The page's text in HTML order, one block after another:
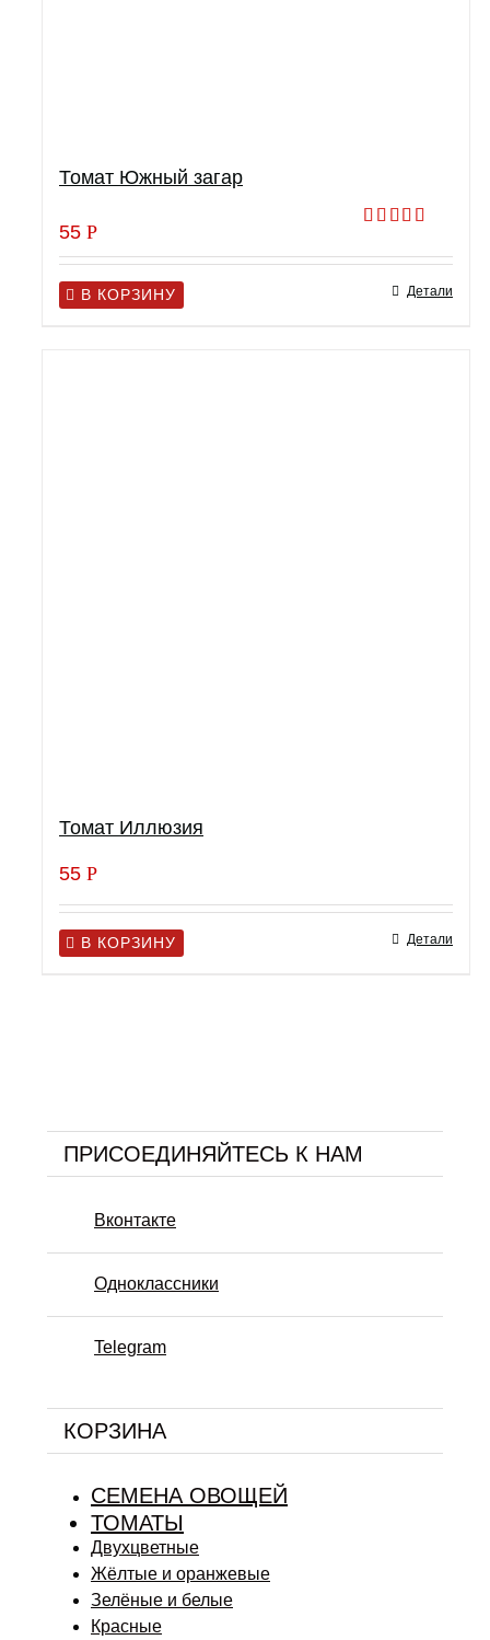
Томат Южный загар
5.00из 5
55 Р
В КОРЗИНУ Детали
Томат Иллюзия
55 Р
В КОРЗИНУ Детали
ПРИСОЕДИНЯЙТЕСЬ К НАМ
Вконтакте
Одноклассники
Telegram
КОРЗИНА
СЕМЕНА ОВОЩЕЙ
ТОМАТЫ
Двухцветные
Жёлтые и оранжевые
Зелёные и белые
Красные